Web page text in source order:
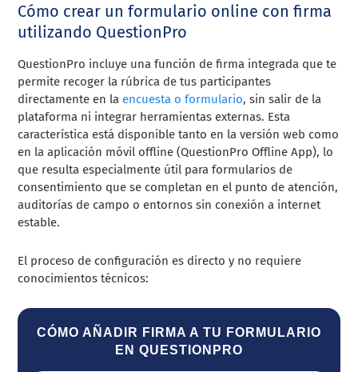
Cómo crear un formulario online con firma
utilizando QuestionPro
QuestionPro incluye una función de firma integrada que te
permite recoger la rúbrica de tus participantes
directamente en la encuesta o formulario, sin salir de la
plataforma ni integrar herramientas externas. Esta
característica está disponible tanto en la versión web como
en la aplicación móvil offline (QuestionPro Offline App), lo
que resulta especialmente útil para formularios de
consentimiento que se completan en el punto de atención,
auditorías de campo o entornos sin conexión a internet
estable.
El proceso de configuración es directo y no requiere
conocimientos técnicos:
CÓMO AÑADIR FIRMA A TU FORMULARIO
EN QUESTIONPRO